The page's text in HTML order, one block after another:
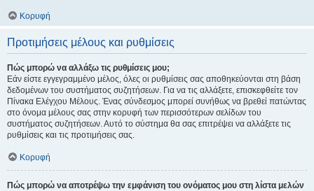
Κορυφή
Προτιμήσεις μέλους και ρυθμίσεις
Πώς μπορώ να αλλάξω τις ρυθμίσεις μου;
Εάν είστε εγγεγραμμένο μέλος, όλες οι ρυθμίσεις σας αποθηκεύονται στη βάση
δεδομένων του συστήματος συζητήσεων. Για να τις αλλάξετε, επισκεφθείτε τον
Πίνακα Ελέγχου Μέλους. Ένας σύνδεσμος μπορεί συνήθως να βρεθεί πατώντας
στο όνομα μέλους σας στην κορυφή των περισσότερων σελίδων του
συστήματος συζητήσεων. Αυτό το σύστημα θα σας επιτρέψει να αλλάξετε τις
ρυθμίσεις και τις προτιμήσεις σας.
Κορυφή
Πώς μπορώ να αποτρέψω την εμφάνιση του ονόματος μου στη λίστα μελών